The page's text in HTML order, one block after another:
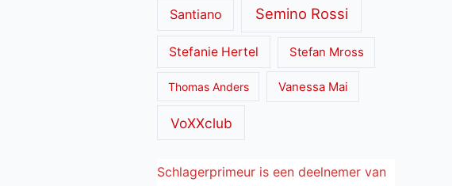
Santiano Semino Rossi
Stefanie Hertel Stefan Mross
Thomas Anders Vanessa Mai
VoXXclub
Schlagerprimeur is een deelnemer van